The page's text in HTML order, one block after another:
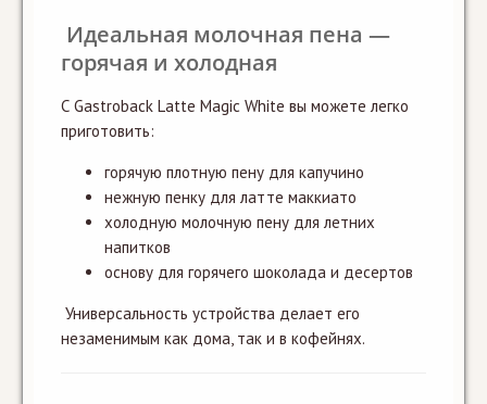
Идеальная молочная пена —
горячая и холодная
С Gastroback Latte Magic White вы можете легко
приготовить:
горячую плотную пену для капучино
нежную пенку для латте маккиато
холодную молочную пену для летних
напитков
основу для горячего шоколада и десертов
Универсальность устройства делает его
незаменимым как дома, так и в кофейнях.